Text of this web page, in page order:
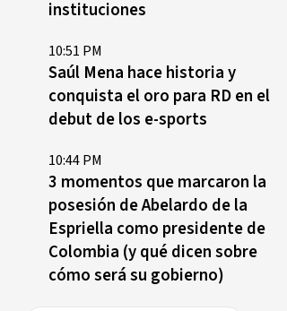
instituciones
10:51 PM
Saúl Mena hace historia y
conquista el oro para RD en el
debut de los e-sports
10:44 PM
3 momentos que marcaron la
posesión de Abelardo de la
Espriella como presidente de
Colombia (y qué dicen sobre
cómo será su gobierno)